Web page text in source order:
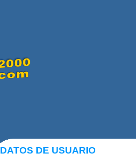
DATOS DE USUARIO